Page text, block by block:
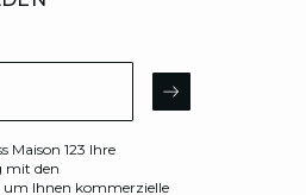
E-mail
ARROW
Maison 123 Ihre
mit den
um Ihnen kommerzielle